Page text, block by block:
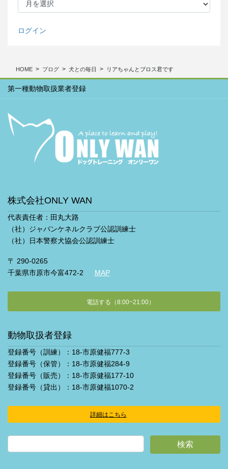
ー
ログイン
HOME ブログ 犬との毎日 リアちゃんとブロス君です
第一種動物取扱業者登録
株式会社ONLY WAN
代表責任者：田丸大路
（社）ジャパンケネルクラブ公認訓練士
（社）日本警察犬協会公認訓練士
〒 290-0265
千葉県市原市今富472-2
MAP
電話する（8:00~21:00）
動物取扱者登録
登録番号（訓練）：18-市原健福777-3
登録番号（保管）：18-市原健福284-9
登録番号（販売）：18-市原健福177-10
登録番号（貸出）：18-市原健福1070-2
詳細はこちら